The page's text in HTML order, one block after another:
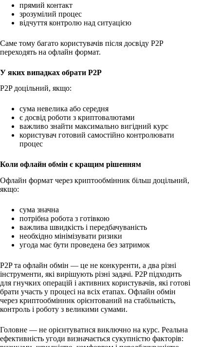
прямий контакт
зрозумілий процес
відчуття контролю над ситуацією
Саме тому багато користувачів після досвіду P2P
переходять на офлайн формат.
У яких випадках обрати P2P
P2P доцільний, якщо:
сума невелика або середня
є досвід роботи з криптовалютами
важливо знайти максимально вигідний курс
користувач готовий самостійно контролювати
процес
Коли офлайн обмін є кращим рішенням
Офлайн формат через криптообмінник більш доцільний,
якщо:
сума значна
потрібна робота з готівкою
важлива швидкість і передбачуваність
необхідно мінімізувати ризики
угода має бути проведена без затримок
P2P та офлайн обмін — це не конкуренти, а два різні
інструменти, які вирішують різні задачі. P2P підходить
для гнучких операцій і активних користувачів, які готові
брати участь у процесі на всіх етапах. Офлайн обмін
через криптообмінник орієнтований на стабільність,
контроль і роботу з великими сумами.
Головне — не орієнтуватися виключно на курс. Реальна
ефективність угоди визначається сукупністю факторів: